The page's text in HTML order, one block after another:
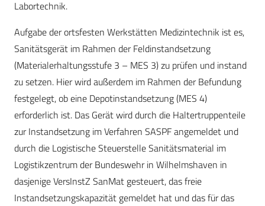
Labortechnik.
Aufgabe der ortsfesten Werkstätten Medizintechnik ist es,
Sanitätsgerät im Rahmen der Feldinstandsetzung
(Materialerhaltungsstufe 3 – MES 3) zu prüfen und instand
zu setzen. Hier wird außerdem im Rahmen der Befundung
festgelegt, ob eine Depotinstandsetzung (MES 4)
erforderlich ist. Das Gerät wird durch die Haltertruppenteile
zur Instandsetzung im Verfahren SASPF angemeldet und
durch die Logistische Steuerstelle Sanitätsmaterial im
Logistikzentrum der Bundeswehr in Wilhelmshaven in
dasjenige VersInstZ SanMat gesteuert, das freie
Instandsetzungskapazität gemeldet hat und das für das